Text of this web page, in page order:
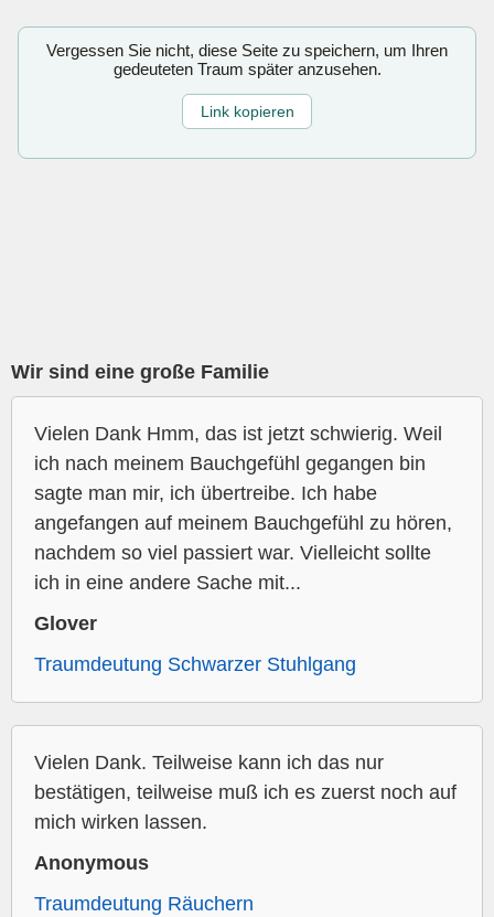
Vergessen Sie nicht, diese Seite zu speichern, um Ihren
gedeuteten Traum später anzusehen.
Link kopieren
Wir sind eine große Familie
Vielen Dank Hmm, das ist jetzt schwierig. Weil
ich nach meinem Bauchgefühl gegangen bin
sagte man mir, ich übertreibe. Ich habe
angefangen auf meinem Bauchgefühl zu hören,
nachdem so viel passiert war. Vielleicht sollte
ich in eine andere Sache mit...
Glover
Traumdeutung Schwarzer Stuhlgang
Vielen Dank. Teilweise kann ich das nur
bestätigen, teilweise muß ich es zuerst noch auf
mich wirken lassen.
Anonymous
Traumdeutung Räuchern